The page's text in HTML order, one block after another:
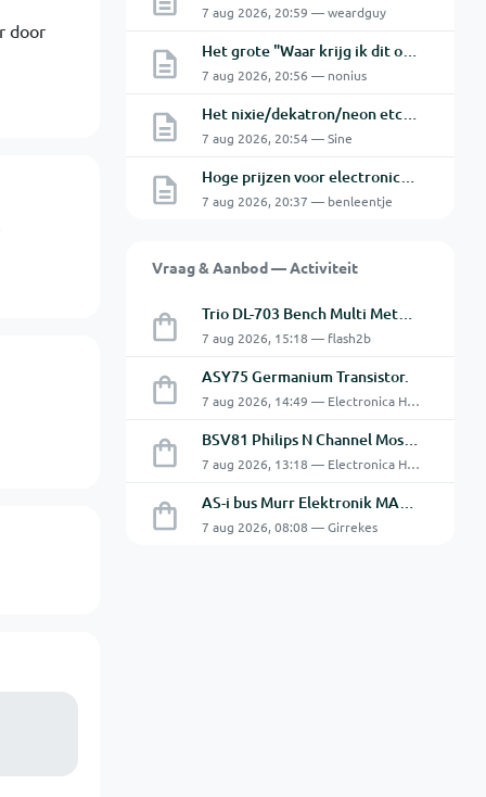
7 aug 2026, 20:59 — weardguy
Het grote "Waar krijg ik dit onderdeel" topic Deel 11
7 aug 2026, 20:56 — nonius
Het nixie/dekatron/neon etc. topic Part 3
7 aug 2026, 20:54 — Sine
Hoge prijzen voor electronica hobbyisten
7 aug 2026, 20:37 — benleentje
Vraag & Aanbod — Activiteit
Trio DL-703 Bench Multi Meter **VERKOCHT**
7 aug 2026, 15:18 — flash2b
ASY75 Germanium Transistor.
7 aug 2026, 14:49 — Electronica Hobbyist
BSV81 Philips N Channel Mosfet Transistors.
7 aug 2026, 13:18 — Electronica Hobbyist
AS-i bus Murr Elektronik MASI20 AS-Interface I/O-module 56440
7 aug 2026, 08:08 — Girrekes
door